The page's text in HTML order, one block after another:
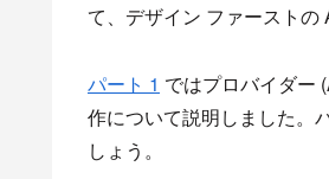
て、デザイン ファーストの
パート 1 ではプロバイダー
作について説明しました。
しょう。